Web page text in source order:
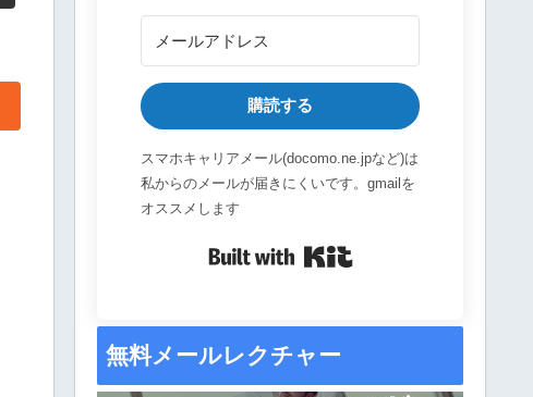
購読する
スマホキャリアメール(docomo.ne.jpなど)は
私からのメールが届きにくいです。gmailを
オススメします
Built with Kit
無料メールレクチャー